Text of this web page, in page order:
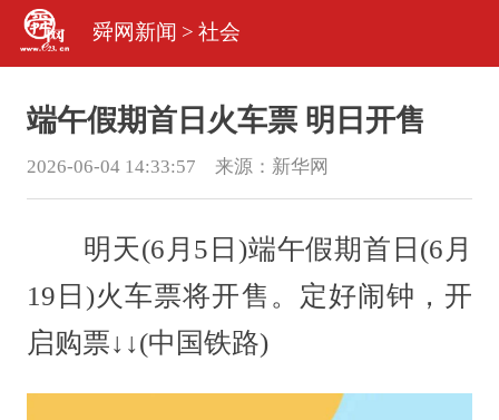
舜网新闻 > 社会
端午假期首日火车票 明日开售
2026-06-04 14:33:57 来源： 新华网
明天(6月5日)端午假期首日(6月
19日)火车票将开售。定好闹钟，开
启购票↓↓(中国铁路)